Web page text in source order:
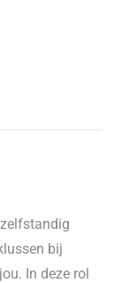
bij
In deze rol